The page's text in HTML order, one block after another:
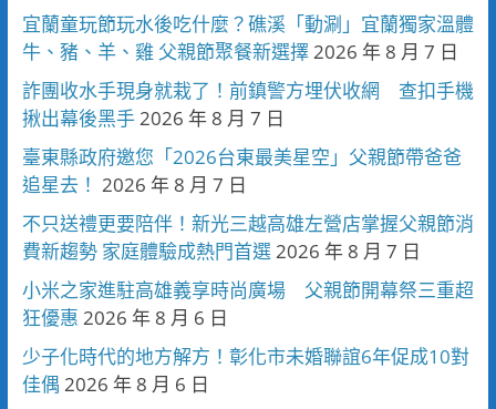
宜蘭童玩節玩水後吃什麼？礁溪「動涮」宜蘭獨家溫體
牛、豬、羊、雞 父親節聚餐新選擇2026 年 8 月 7 日
詐團收水手現身就栽了！前鎮警方埋伏收網 查扣手機
揪出幕後黑手2026 年 8 月 7 日
臺東縣政府邀您「2026台東最美星空」父親節帶爸爸
追星去！ 2026 年 8 月 7 日
不只送禮更要陪伴！新光三越高雄左營店掌握父親節消
費新趨勢 家庭體驗成熱門首選2026 年 8 月 7 日
小米之家進駐高雄義享時尚廣場 父親節開幕祭三重超
狂優惠 2026 年 8 月 6 日
少子化時代的地方解方！彰化市未婚聯誼6年促成10對
佳偶 2026 年 8 月 6 日